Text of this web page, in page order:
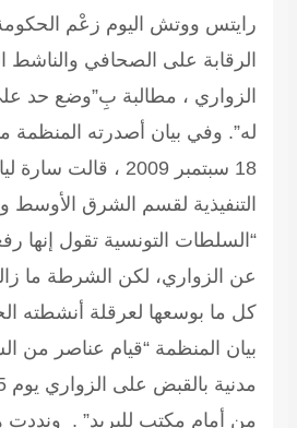
رايتس ووتش اليوم زعْم
الرقابة على الصحافي والناشط
الزواري ، مطالبة بِ”وضع حد
له”. وفي بيان أصدرته المنظمة
18 سبتمبر 2009 ،
التنفيذية لقسم الشرق الأوسط
“السلطات التونسية تقول إنها
عن الزواري، لكن الشرطة ما
كل ما بوسعها لعرقلة أنشطته
بيان المنظمة “قيام عناصر من
من أمام مكتب للبريد” . ونددت